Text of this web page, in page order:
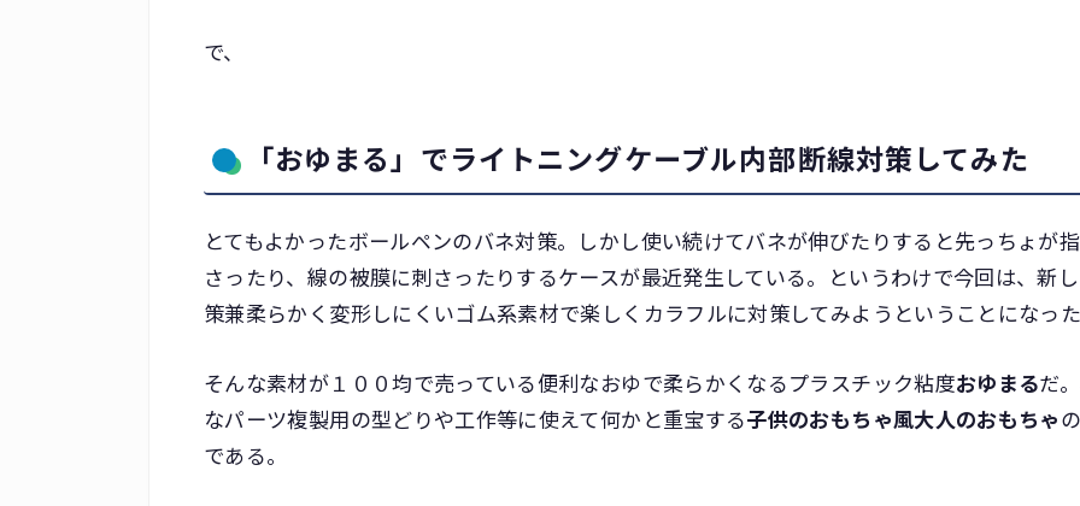
で、
「おゆまる」でライトニングケーブル内部断線対策してみた
とてもよかったボールペンのバネ対策。しかし使い続けてバネが伸びたりすると先っちょが
さったり、線の被膜に刺さったりするケースが最近発生している。というわけで今回は、新
策兼柔らかく変形しにくいゴム系素材で楽しくカラフルに対策してみようということになった
そんな素材が１００均で売っている便利なおゆで柔らかくなるプラスチック粘度おゆまるだ
なパーツ複製用の型どりや工作等に使えて何かと重宝する子供のおもちゃ風大人のおもちゃ
である。